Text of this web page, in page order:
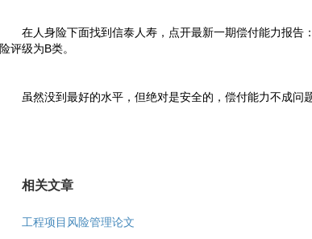
在人身险下面找到信泰人寿，点开最新一期偿付能力报告
险评级为B类。
虽然没到最好的水平，但绝对是安全的，偿付能力不成问题
相关文章
工程项目风险管理论文